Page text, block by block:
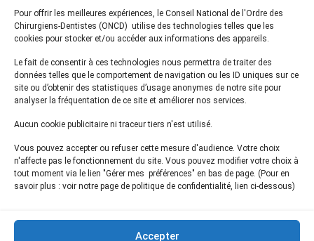
Pour offrir les meilleures expériences, le Conseil National de l'Ordre des
Chirurgiens-Dentistes (ONCD) utilise des technologies telles que les
cookies pour stocker et/ou accéder aux informations des appareils.
Le fait de consentir à ces technologies nous permettra de traiter des
données telles que le comportement de navigation ou les ID uniques sur ce
site ou d’obtenir des statistiques d’usage anonymes de notre site pour
analyser la fréquentation de ce site et améliorer nos services.
Aucun cookie publicitaire ni traceur tiers n'est utilisé.
Vous pouvez accepter ou refuser cette mesure d'audience. Votre choix
n'affecte pas le fonctionnement du site. Vous pouvez modifier votre choix à
tout moment via le lien "Gérer mes préférences" en bas de page. (Pour en
savoir plus : voir notre page de politique de confidentialité, lien ci-dessous)
Accepter
courrier@oncd.org
Actualités
Presse
Informations légales
Plan du site
Inscrivez-vous à notrenewsletter